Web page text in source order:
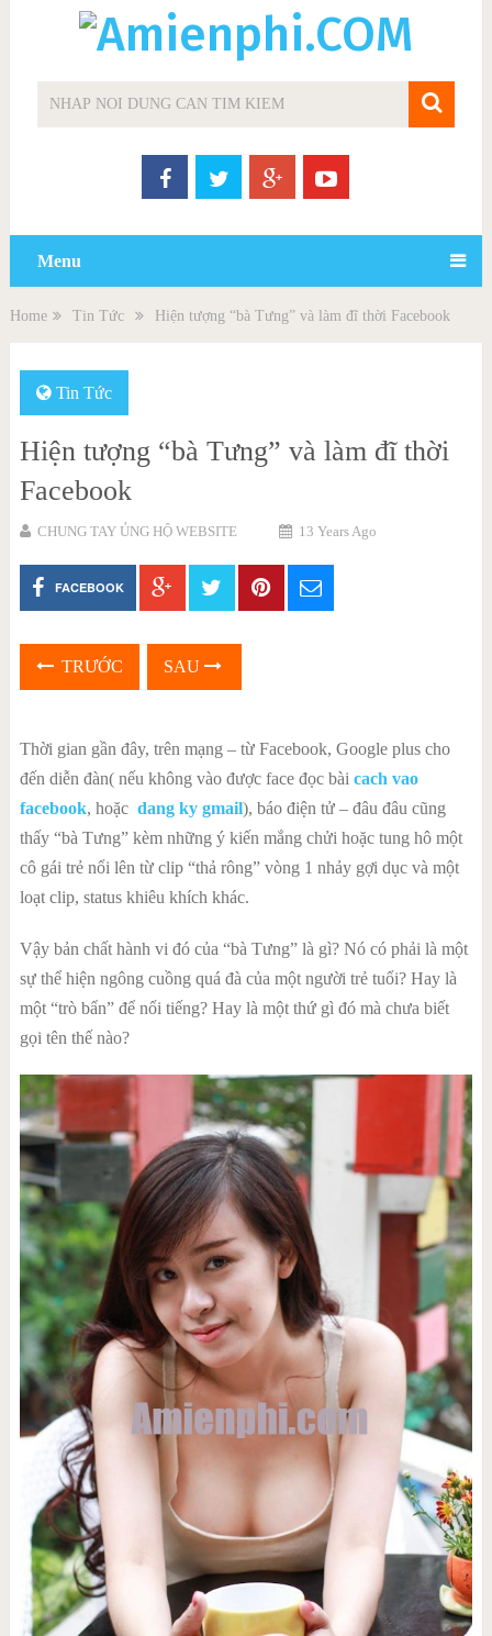
Menu
Home Tin Tức Hiện tượng “bà Tưng” và làm đĩ thời Facebook
Tin Tức
Hiện tượng “bà Tưng” và làm đĩ thời
Facebook
CHUNG TAY ỦNG HỘ WEBSITE 13 Years Ago
FACEBOOK
TRƯỚC SAU
Thời gian gần đây, trên mạng – từ Facebook, Google plus cho
đến diễn đàn( nếu không vào được face đọc bài cach vao
facebook, hoặc dang ky gmail), báo điện tử – đâu đâu cũng
thấy “bà Tưng” kèm những ý kiến mắng chửi hoặc tung hô một
cô gái trẻ nổi lên từ clip “thả rông” vòng 1 nhảy gợi dục và một
loạt clip, status khiêu khích khác.
Vậy bản chất hành vi đó của “bà Tưng” là gì? Nó có phải là một
sự thể hiện ngông cuồng quá đà của một người trẻ tuổi? Hay là
một “trò bẩn” để nổi tiếng? Hay là một thứ gì đó mà chưa biết
gọi tên thế nào?